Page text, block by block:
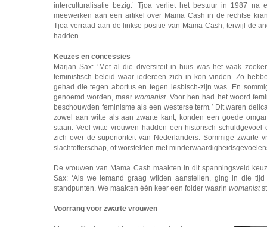
interculturalisatie bezig.’ Tjoa verliet het bestuur in 1987 na
meewerken aan een artikel over Mama Cash in de rechtse
Tjoa verraad aan de linkse positie van Mama Cash, terwijl de
hadden.
Keuzes en concessies
Marjan Sax: ‘Met al die diversiteit in huis was het vaak
feministisch beleid waar iedereen zich in kon vinden. Zo
gehad die tegen abortus en tegen lesbisch-zijn was. En
genoemd worden, maarwomanist. Voor hen had het woord
beschouwden feminisme als een westerse term .’ Dit waren
zowel aan witte als aan zwarte kant, konden een goede
staan. Veel witte vrouwen hadden een historisch schuldgevoel
zich over de superioriteit van Nederlanders. Sommige zwarte
slachtofferschap, of worstelden met
De vrouwen van Mama Cash maakten in dit spanningsveld
Sax: ‘Als we iemand graag wilden aanstellen, ging in die
standpunten. We maakten één keer een folder waarin womanist
Voorrang voor zwarte vrouwen